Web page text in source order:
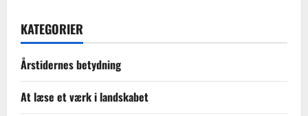
KATEGORIER
Årstidernes betydning
At læse et værk i landskabet